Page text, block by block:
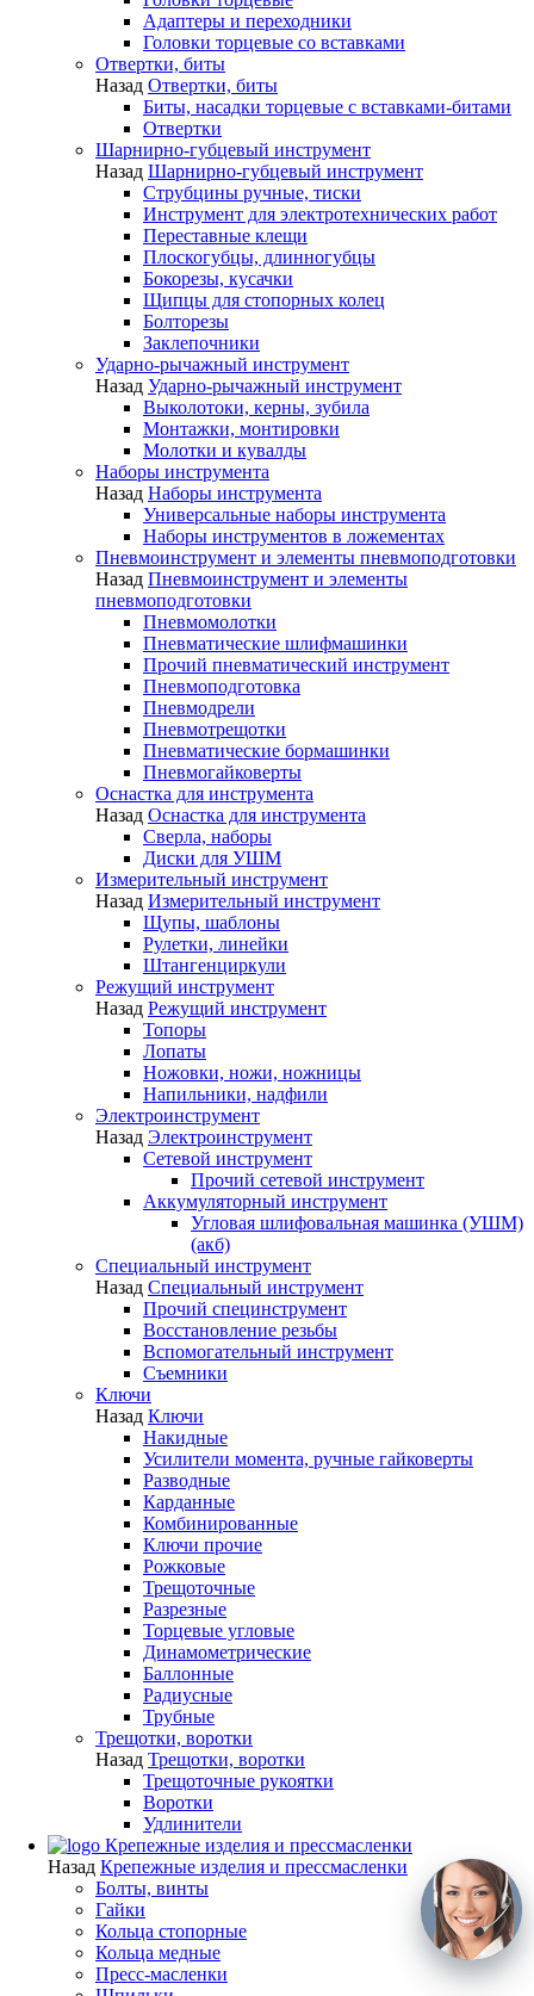
Адаптеры и переходники
Головки торцевые со вставками
Отвертки, биты
Назад Отвертки, биты
Биты, насадки торцевые с вставками-битами
Отвертки
Шарнирно-губцевый инструмент
Назад Шарнирно-губцевый инструмент
Струбцины ручные, тиски
Инструмент для электротехнических работ
Переставные клещи
Плоскогубцы, длинногубцы
Бокорезы, кусачки
Щипцы для стопорных колец
Болторезы
Заклепочники
Ударно-рычажный инструмент
Назад Ударно-рычажный инструмент
Выколотоки, керны, зубила
Монтажки, монтировки
Молотки и кувалды
Наборы инструмента
Назад Наборы инструмента
Универсальные наборы инструмента
Наборы инструментов в ложементах
Пневмоинструмент и элементы пневмоподготовки
Назад Пневмоинструмент и элементы
пневмоподготовки
Пневмомолотки
Пневматические шлифмашинки
Прочий пневматический инструмент
Пневмоподготовка
Пневмодрели
Пневмотрещотки
Пневматические бормашинки
Пневмогайковерты
Оснастка для инструмента
Назад Оснастка для инструмента
Сверла, наборы
Диски для УШМ
Измерительный инструмент
Назад Измерительный инструмент
Щупы, шаблоны
Рулетки, линейки
Штангенциркули
Режущий инструмент
Назад Режущий инструмент
Топоры
Лопаты
Ножовки, ножи, ножницы
Напильники, надфили
Электроинструмент
Назад Электроинструмент
Сетевой инструмент
Прочий сетевой инструмент
Аккумуляторный инструмент
Угловая шлифовальная машинка (УШМ)
(акб)
Специальный инструмент
Назад Специальный инструмент
Прочий специнструмент
Восстановление резьбы
Вспомогательный инструмент
Съемники
Ключи
Назад Ключи
Накидные
Усилители момента, ручные гайковерты
Разводные
Карданные
Комбинированные
Ключи прочие
Рожковые
Трещоточные
Разрезные
Торцевые угловые
Динамометрические
Баллонные
Радиусные
Трубные
Трещотки, воротки
Назад Трещотки, воротки
Трещоточные рукоятки
Воротки
Удлинители
Крепежные изделия и прессмасленки
Назад Крепежные изделия и прессмасленки
Болты, винты
Гайки
Кольца стопорные
Кольца медные
Пресс-масленки